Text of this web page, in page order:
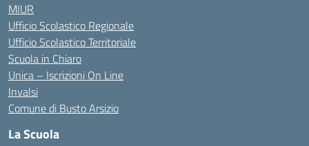
MIUR
Ufficio Scolastico Regionale
Ufficio Scolastico Territoriale
Scuola in Chiaro
Unica – Iscrizioni On Line
Invalsi
Comune di Busto Arsizio
La Scuola